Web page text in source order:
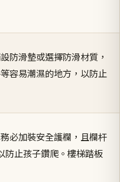
防滑墊或選擇防滑材質，
容易潮濕的地方，以防止
必加裝安全護欄，且欄杆
防止孩子鑽爬。樓梯踏板